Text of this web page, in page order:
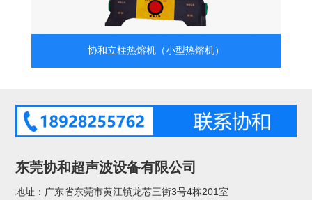
协和立柱热熔机（小型热熔机）
东莞协和超声波设备有限公司
地址：广东省东莞市黄江镇龙芯三街3号4栋201室